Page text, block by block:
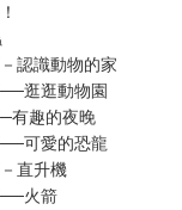
認識動物的家
逛逛動物園
有趣的夜晚
可愛的恐龍
直升機
火箭